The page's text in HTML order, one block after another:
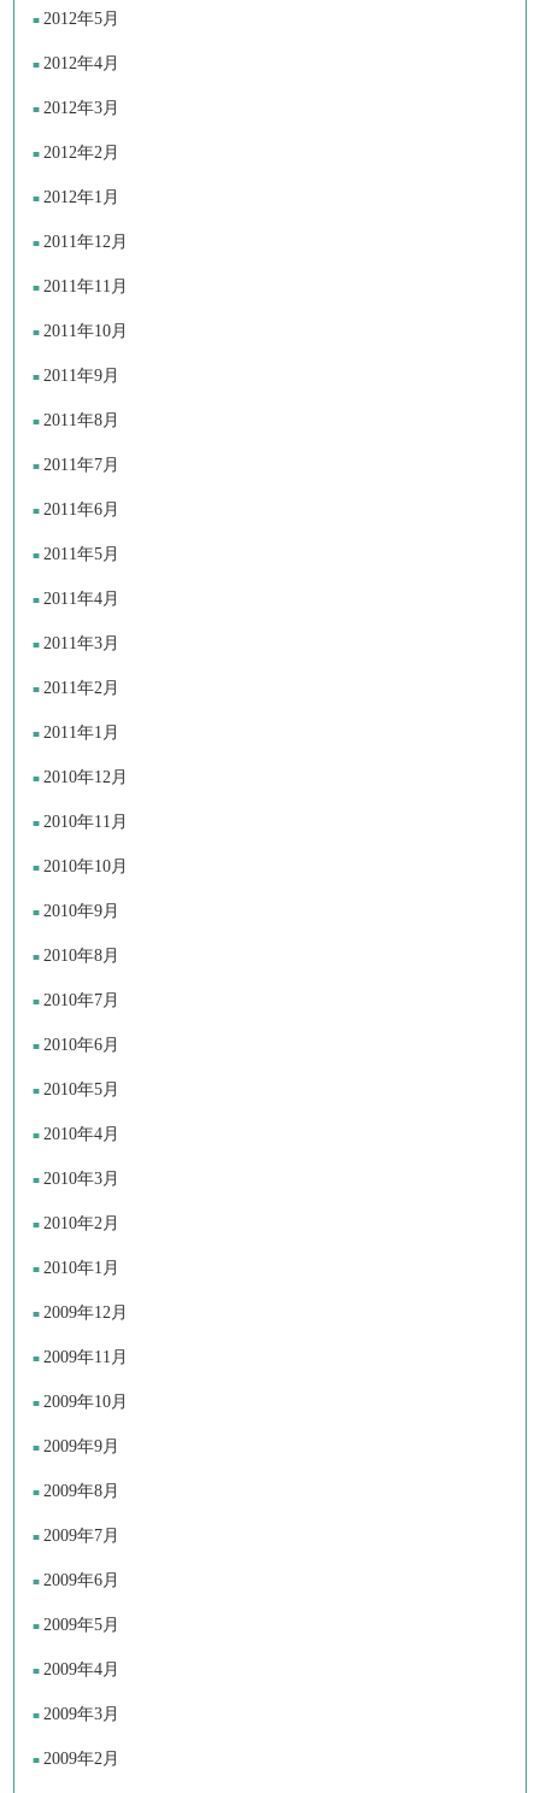
2012年5月
2012年4月
2012年3月
2012年2月
2012年1月
2011年12月
2011年11月
2011年10月
2011年9月
2011年8月
2011年7月
2011年6月
2011年5月
2011年4月
2011年3月
2011年2月
2011年1月
2010年12月
2010年11月
2010年10月
2010年9月
2010年8月
2010年7月
2010年6月
2010年5月
2010年4月
2010年3月
2010年2月
2010年1月
2009年12月
2009年11月
2009年10月
2009年9月
2009年8月
2009年7月
2009年6月
2009年5月
2009年4月
2009年3月
2009年2月